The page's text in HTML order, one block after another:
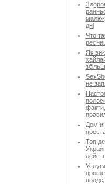
дні
Что
Як
не
Дом
Топ